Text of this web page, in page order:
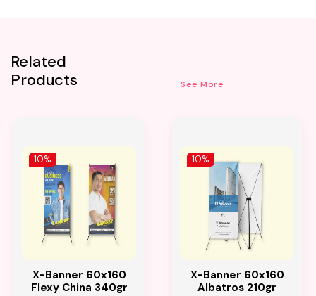
Related
Products
See More
10%
X-Banner 60x160
Flexy China 340gr
10%
X-Banner 60x160
Albatros 210gr